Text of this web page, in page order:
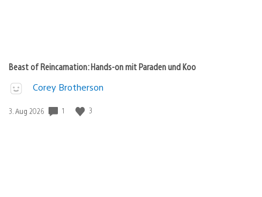
Beast of Reincarnation: Hands-on mit Paraden und Koo
Corey Brotherson
Veröffentlichungsdatum:
3. Aug 2026 1 3